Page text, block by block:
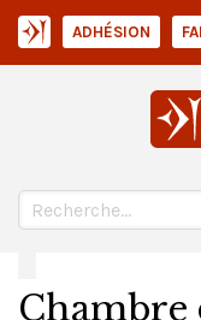
ADHÉSION
Chambre